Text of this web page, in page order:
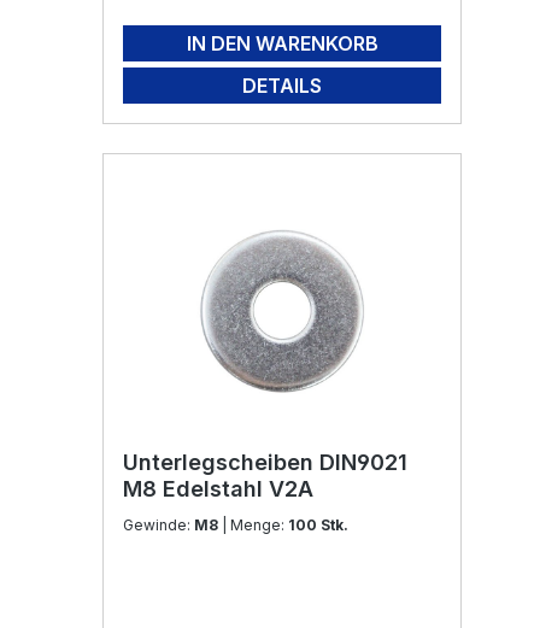
IN DEN WARENKORB
DETAILS
Unterlegscheiben DIN9021
M8 Edelstahl V2A
Gewinde: M8 | Menge: 100 Stk.